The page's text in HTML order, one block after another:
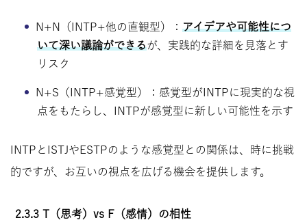
N+N（INTP+他の直観型）： アイデアや可能性につ
いて深い議論ができるが、実践的な詳細を見落とす
リスク
N+S（INTP+感覚型）：感覚型がINTPに現実的な視
点をもたらし、INTPが感覚型に新しい可能性を示す
INTPとISTJやESTPのような感覚型との関係は、時に挑戦
的ですが、お互いの視点を広げる機会を提供します。
2.3.3 T（思考）vs F（感情）の相性